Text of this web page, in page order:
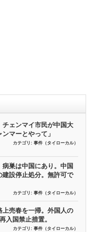
ェンマイ市民が中国大
マーとやって」
カテゴリ: 事件（タイローカル）
病巣は中国にあり。中国
設停止処分。無許可で
カテゴリ: 事件（タイローカル）
売春を一掃。外国人の
入国禁止措置。
カテゴリ: 事件（タイローカル）